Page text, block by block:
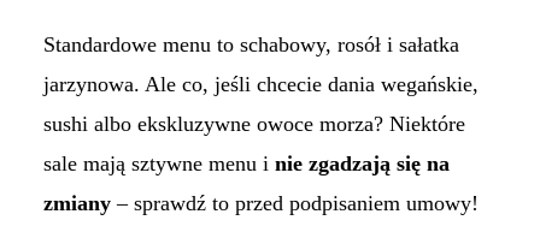
Standardowe menu to schabowy, rosół i sałatka
jarzynowa. Ale co, jeśli chcecie dania wegańskie,
sushi albo ekskluzywne owoce morza? Niektóre
sale mają sztywne menu i nie zgadzają się na
zmiany– sprawdź to przed podpisaniem umowy!